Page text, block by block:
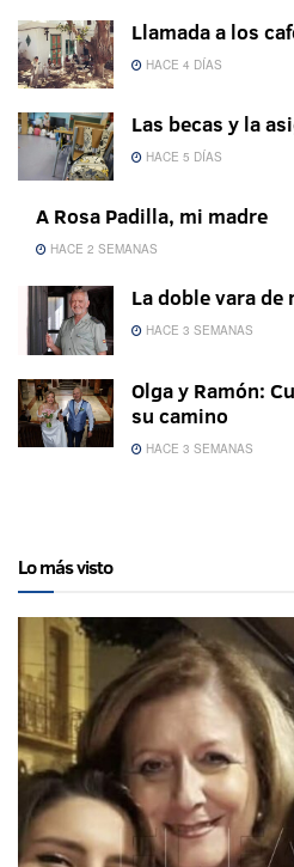
Llamada a los
HACE 4 DÍAS
Las becas y la
HACE 5 DÍAS
A Rosa Padilla, mi madre
HACE 2 SEMANAS
La doble vara de
HACE 3 SEMANAS
Olga y Ramón:
su camino
HACE 3 SEMANAS
Lo más visto